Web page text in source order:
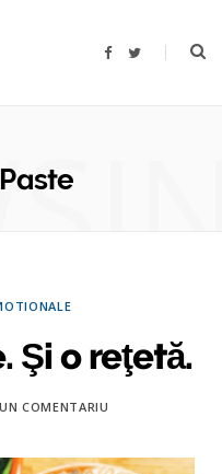
F
T
Şi o reţetă.
COMENTARIU